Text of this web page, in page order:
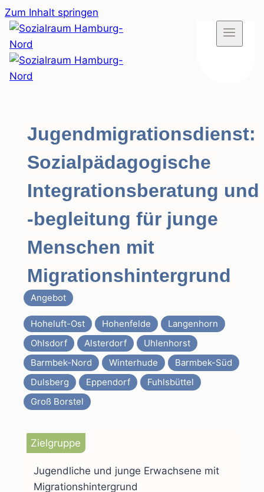
Zum Inhalt springen
Jugendmigrationsdienst:
Sozialpädagogische
Integrationsberatung und
-begleitung für junge
Menschen mit
Migrationshintergrund
Angebot
Hoheluft-Ost Hohenfelde
Langenhorn
Ohlsdorf
Alsterdorf
Uhlenhorst
Barmbek-Nord
Winterhude
Barmbek-Süd
Dulsberg
Eppendorf
Fuhlsbüttel
Groß Borstel
Zielgruppe
Jugendliche und junge Erwachsene mit
Migrationshintergrund